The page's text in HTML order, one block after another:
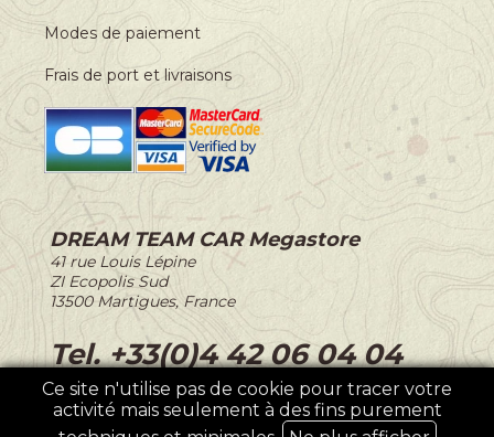
Modes de paiement
Frais de port et livraisons
DREAM TEAM CAR Megastore
-41 rue Louis Lépine
-
ZI Ecopolis Sud
-13500 Martigues, France
Tel. +33(0)4 42 06 04 04
©2026 DREAM TEAM CAR
Ce site n'utilise pas de cookie pour tracer votre
activité mais seulement à des fins purement